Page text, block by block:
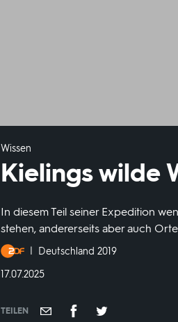
Wissen
Kielings wilde
In diesem Teil seiner Expedition
stehen, andererseits aber auch
Produktionsland
und
Deutschland 2019
DATUM:
17.07.2025
TEILEN